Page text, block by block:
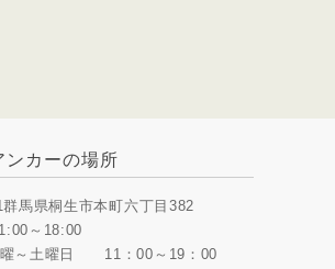
ンカーの場所
馬県桐生市本町六丁目382
～18:00
～土曜日 11：00～19：00